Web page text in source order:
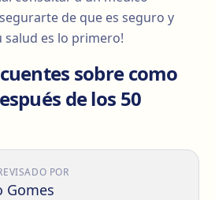
de que es seguro y
salud es lo primero!
sobre como
de los 50
POR
Gomes